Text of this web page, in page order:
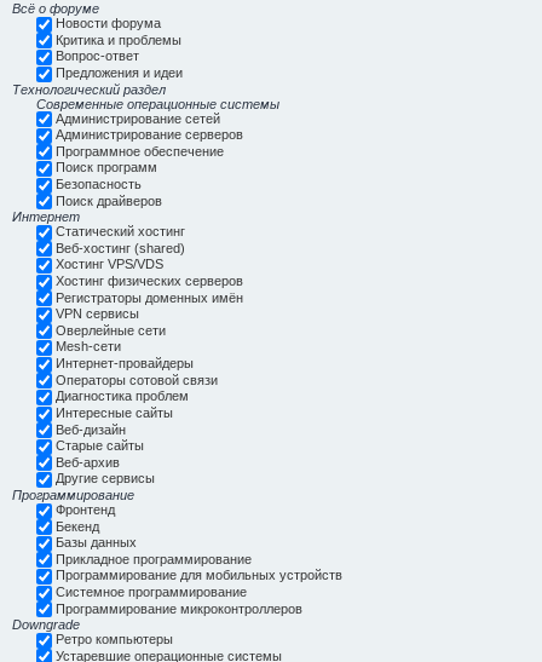
Всё о форуме
Новости форума
Критика и проблемы
Вопрос-ответ
Предложения и идеи
Технологический раздел
Современные операционные системы
Администрирование сетей
Администрирование серверов
Программное обеспечение
Поиск программ
Безопасность
Поиск драйверов
Интернет
Статический хостинг
Веб-хостинг (shared)
Хостинг VPS/VDS
Хостинг физических серверов
Регистраторы доменных имён
VPN сервисы
Оверлейные сети
Mesh-сети
Интернет-провайдеры
Операторы сотовой связи
Диагностика проблем
Интересные сайты
Веб-дизайн
Старые сайты
Веб-архив
Другие сервисы
Программирование
Фронтенд
Бекенд
Базы данных
Прикладное программирование
Программирование для мобильных устройств
Системное программирование
Программирование микроконтроллеров
Downgrade
Ретро компьютеры
Устаревшие операционные системы